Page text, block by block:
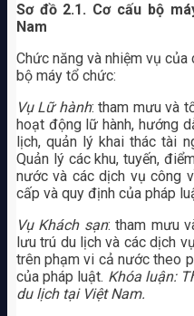
Sơ đồ 2.1. Cơ cấu bộ
Nam
Chức năng và nhiệm vụ
bộ máy tổ chức:
Vụ Lữ hành: tham mưu và
hoạt động lữ hành, hướng
lịch, quản lý khai thác tài
Quản lý các khu, tuyến,
nước và các dịch vụ công
cấp và quy định của pháp
Vụ Khách sạn: tham mưu
lưu trú du lịch và các dịch
trên phạm vi cả nước theo
của pháp luật. Khóa luận:
du lịch tại Việt Nam.